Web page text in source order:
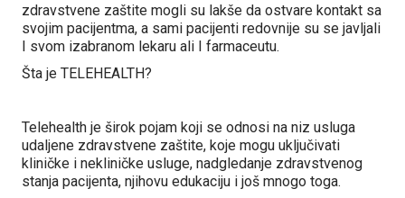
zdravstvene zaštite mogli su lakše da ostvare kontakt sa
svojim pacijentma, a sami pacijenti redovnije su se javljali
I svom izabranom lekaru ali I farmaceutu.
Šta je TELEHEALTH?
Telehealth je širok pojam koji se odnosi na niz usluga
udaljene zdravstvene zaštite, koje mogu uključivati
kliničke i nekliničke usluge, nadgledanje zdravstvenog
stanja pacijenta, njihovu edukaciju i još mnogo toga.